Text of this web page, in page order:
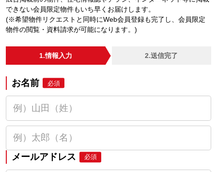
できない会員限定物件もいち早くお届けします。
(※希望物件リクエストと同時にWeb会員登録も完了し、会員限定
物件の閲覧・資料請求が可能になります。)
1.情報入力 2.送信完了
お名前 必須
メールアドレス 必須